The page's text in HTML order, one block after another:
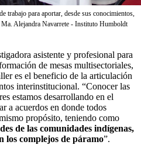
trabajo para aportar, desde sus conocimientos,
Alejandra Navarrete - Instituto Humboldt
asistente y profesional para
de mesas multisectoriales,
es el beneficio de la articulación
interinstitucional. “Conocer las
estamos desarrollando en el
a acuerdos en donde todos
propósito, teniendo como
de las comunidades indígenas,
los complejos de páramo”.